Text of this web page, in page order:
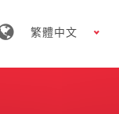
繁體中文